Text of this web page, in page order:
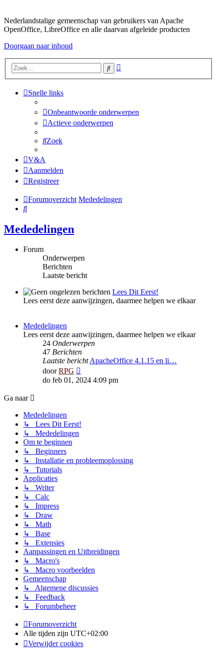
Nederlandstalige gemeenschap van gebruikers van Apache
OpenOffice, LibreOffice en alle daarvan afgeleide producten
Doorgaan naar inhoud
Zoek
Snelle links
Onbeantwoorde onderwerpen
Actieve onderwerpen
Zoek
V&A
Aanmelden
Registreer
Forumoverzicht Mededelingen
Zoek
Mededelingen
Forum
Onderwerpen
Berichten
Laatste bericht
Lees Dit Eerst!
Lees eerst deze aanwijzingen, daarmee helpen we elkaar
Mededelingen
Lees eerst deze aanwijzingen, daarmee helpen we elkaar
24 Onderwerpen
47 Berichten
Laatste berichtApacheOffice 4.1.15 en li…
doorRPG
laatste
do feb 01, 2024 4:09 pm
Ga naar
Mededelingen
↳ Lees Dit Eerst!
↳ Mededelingen
Om te beginnen
↳ Beginners
↳ Installatie en probleemoplossing
↳ Tutorials
Applicaties
↳ Writer
↳ Calc
↳ Impress
↳ Draw
↳ Math
↳ Base
↳ Extensies
Aanpassingen en Uitbreidingen
↳ Macro's
↳ Macro voorbeelden
Gemeenschap
↳ Algemene discussies
↳ Feedback
↳ Forumbeheer
Forumoverzicht
Alle tijden zijn UTC+02:00
Verwijder cookies